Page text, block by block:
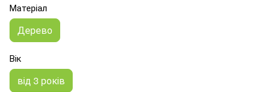
Матеріал
Дерево
Вік
від 3 років